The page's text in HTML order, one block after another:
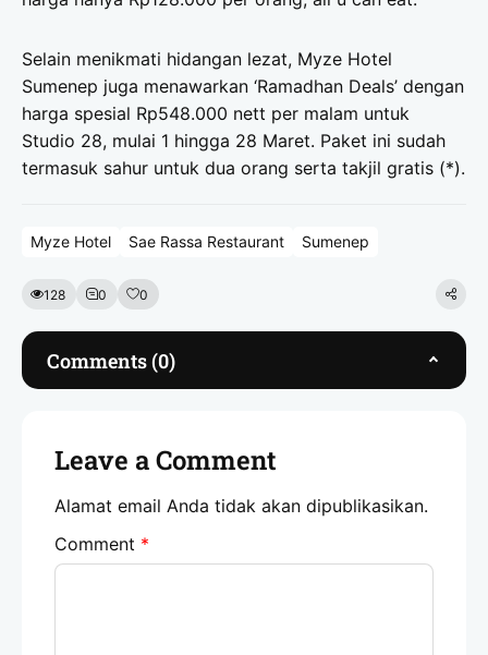
Selain menikmati hidangan lezat, Myze Hotel
Sumenep juga menawarkan ‘Ramadhan Deals’ dengan
harga spesial Rp548.000 nett per malam untuk
Studio 28, mulai 1 hingga 28 Maret. Paket ini sudah
termasuk sahur untuk dua orang serta takjil gratis (*).
Myze Hotel Sae Rassa Restaurant Sumenep
128 0 0
Comments (0)
Leave a Comment
Alamat email Anda tidak akan dipublikasikan.
Comment *